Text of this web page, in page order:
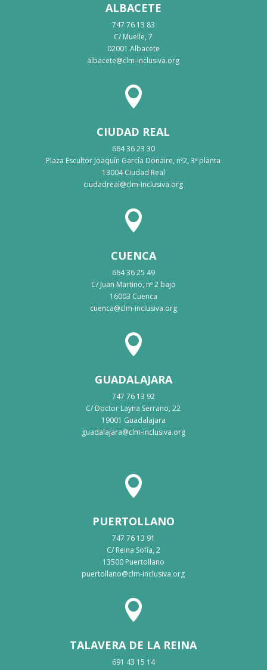
ALBACETE
747 76 13 83
C/ Muelle, 7
02001 Albacete
albacete@clm-inclusiva.org

CIUDAD REAL
664 36 23 30
Plaza Escultor Joaquín García Donaire, nº2, 3ª planta
13004 Ciudad Real
ciudadreal@clm-inclusiva.org

CUENCA
664 36 25 49
C/ Juan Martino, nº 2 bajo
16003 Cuenca
cuenca@clm-inclusiva.org

GUADALAJARA
747 76 13 92
C/ Doctor Layna Serrano, 22
19001 Guadalajara
guadalajara@clm-inclusiva.org

PUERTOLLANO
747 76 13 91
C/ Reina Sofía, 2
13500 Puertollano
puertollano@clm-inclusiva.org

TALAVERA DE LA REINA
691 43 15 14